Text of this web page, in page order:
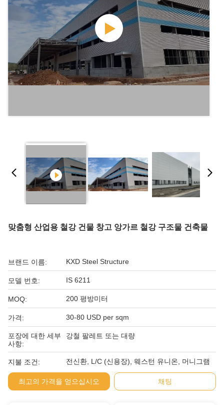
맞춤형 산업용 철강 건물 창고 앙가르 철강 구조물 건축물
브랜드 이름: KXD Steel Structure
모델 번호: IS 6211
MOQ: 200 평방미터
가격: 30-80 USD per sqm
포장에 대한 세부
사항:
강철 팔레트 또는 대량
지불 조건: 전신환, L/C (신용장), 웨스턴 유니온, 머니그램
최고의 가격을 얻으십시오 채팅